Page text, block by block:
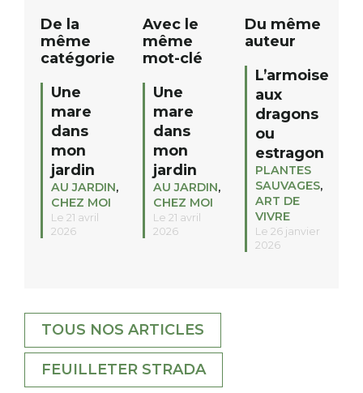
De la
même
catégorie
Une
mare
dans
mon
jardin
AU JARDIN,
CHEZ MOI
Le 21 avril
2026
Avec le
même
mot-clé
Une
mare
dans
mon
jardin
AU JARDIN,
CHEZ MOI
Le 21 avril
2026
Du même
auteur
L’armoise
aux
dragons
ou
estragon
PLANTES
SAUVAGES,
ART DE
VIVRE
Le 26 janvier
2026
TOUS NOS ARTICLES
FEUILLETER STRADA